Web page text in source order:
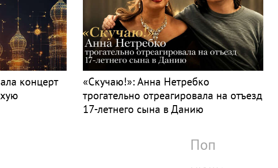
концерт
«Скучаю!»: Анна Нетребко
трогательно отреагировала на отъезд
17-летнего сына в Данию
Поп